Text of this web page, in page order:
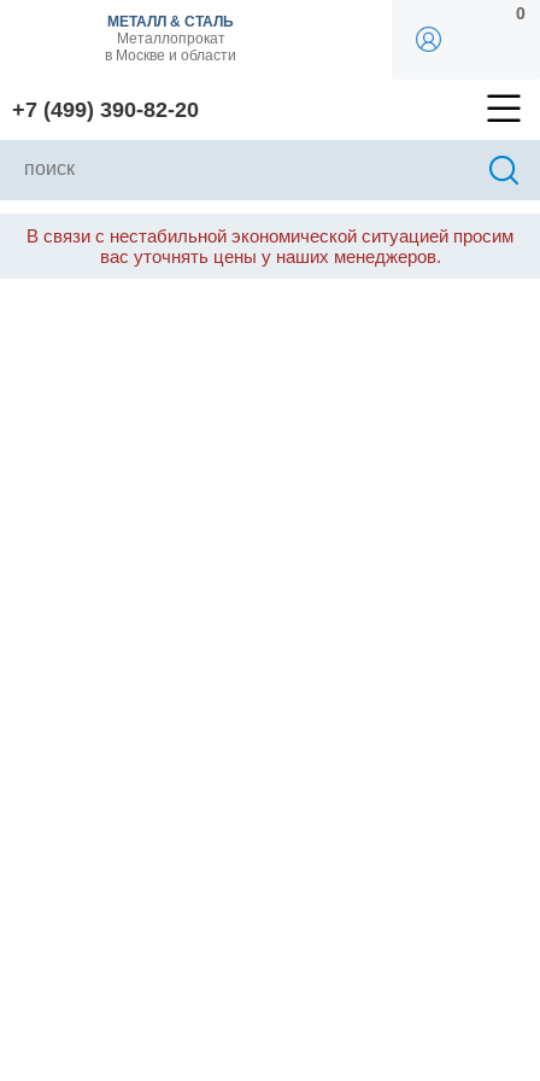
МЕТАЛЛ & СТАЛЬ
Металлопрокат
в Москве и области
+7 (499) 390-82-20
0
В связи с нестабильной экономической ситуацией просим
вас уточнять цены у наших менеджеров.